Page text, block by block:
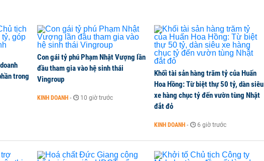
giảm hơn 2.100 tỷ đồng sau tháng 7 ‘tồi tệ’
trước
đáng sống: Điều gì đang tạo nên sức hút của đô thị biển?
trúng thầu hai khu đô thị hơn 36.000 tỷ ở Mũi Né
trong
Con gái tỷ phú Phạm Nhật Vượng lần
đầu tham gia vào hệ sinh thái
Vingroup
KINH DOANH - 10 giờ trước
Khối tài sản hàng trăm tỷ của Huấn
Hoa Hồng: Từ biệt thự 50 tỷ, dàn siêu
xe hàng chục tỷ đến vườn tùng Nhật
đắt đỏ
KINH DOANH - 6 giờ trước